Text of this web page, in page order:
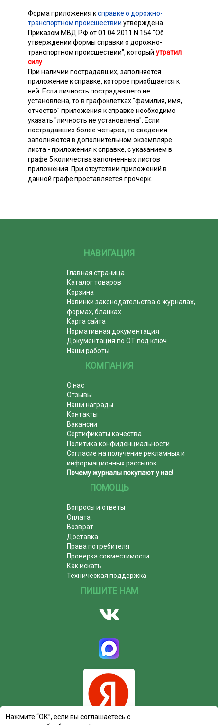
Форма приложения ксправке о дорожно-
транспортном происшествии утверждена
Приказом МВД РФ от 01.04.2011 N 154 "Об
утверждении формы справки о дорожно-
транспортном происшествии", который утратил
силу
При наличии пострадавших, заполняется
приложение к справке, которое приобщается к
ней. Если личность пострадавшего не
установлена, то в графоклетках "фамилия, имя,
отчество" приложения к справке необходимо
указать "личность не установлена". Если
пострадавших более четырех, то сведения
заполняются в дополнительном экземпляре
листа - приложения к справке, с указанием в
графе 5 количества заполненных листов
приложения. При отсутствии приложений в
данной графе проставляется прочерк.
НАВИГАЦИЯ
Главная страница
Каталог товаров
Корзина
Новинки законодательства о журналах,
формах, бланках
Карта сайта
Нормативная документация
Документация по ОТ под ключ
Наши работы
КОМПАНИЯ
О нас
Отзывы
Наши награды
Контакты
Вакансии
Сертификаты качества
Политика конфиденциальности
Согласие на получение рекламных и
информационных рассылок
Почему журналы покупают у нас!
ПОМОЩЬ
Вопросы и ответы
Оплата
Возврат
Доставка
Права потребителя
Проверка совместимости
Как искать
Техническая поддержка
ПИШИТЕ НАМ
Нажмите “ОК”, если вы соглашаетесь с